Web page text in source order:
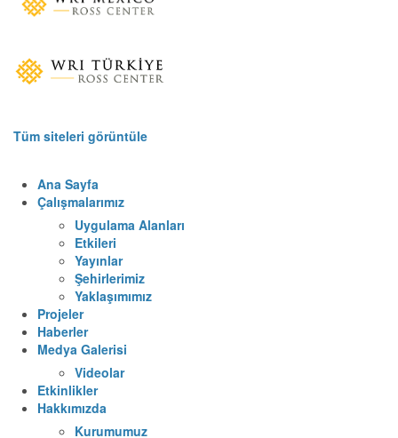
Tüm siteleri görüntüle
Ana Sayfa
Çalışmalarımız
Uygulama Alanları
Etkileri
Yayınlar
Şehirlerimiz
Yaklaşımımız
Projeler
Haberler
Medya Galerisi
Videolar
Etkinlikler
Hakkımızda
Kurumumuz